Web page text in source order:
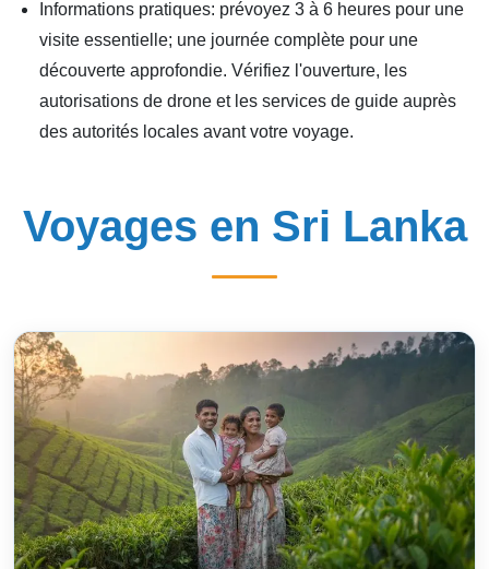
Informations pratiques: prévoyez 3 à 6 heures pour une
visite essentielle; une journée complète pour une
découverte approfondie. Vérifiez l'ouverture, les
autorisations de drone et les services de guide auprès
des autorités locales avant votre voyage.
Voyages en Sri Lanka